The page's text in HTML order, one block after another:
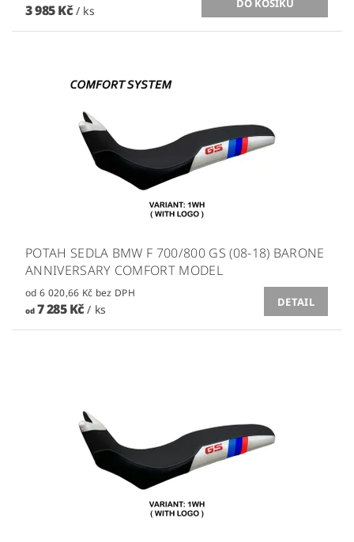
3 985 Kč / ks
POTAH SEDLA BMW F 700/800 GS (08-18) BARONE
ANNIVERSARY COMFORT MODEL
od 6 020,66 Kč bez DPH
od7 285 Kč/ ks
DETAIL